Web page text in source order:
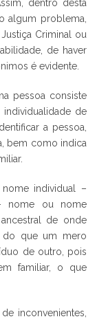
dentro desta
algum problema,
Criminal ou
de haver
é evidente.
pessoa consiste
de
a pessoa,
bem como indica
individual –
nome ou nome
de onde
do que um mero
de outro, pois
familiar, o que
inconvenientes,